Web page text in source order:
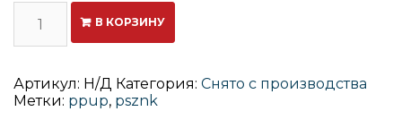
Количество
Изолан-226(450кг)
В КОРЗИНУ
Артикул: Н/Д Категория: Снято с производства
Метки: ppup, psznk